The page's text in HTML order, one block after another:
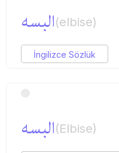
البسه(elbise)
İngilizce Sözlük
البسه(Elbise)